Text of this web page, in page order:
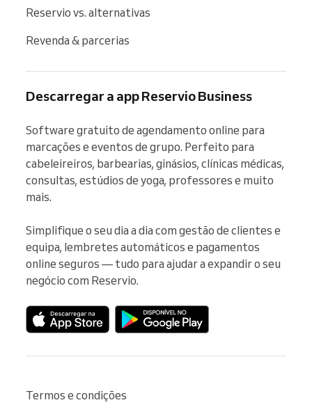
Reservio vs. alternativas
Revenda & parcerias
Descarregar a app Reservio Business
Software gratuito de agendamento online para
marcações e eventos de grupo. Perfeito para
cabeleireiros, barbearias, ginásios, clínicas médicas,
consultas, estúdios de yoga, professores e muito
mais.
Simplifique o seu dia a dia com gestão de clientes e
equipa, lembretes automáticos e pagamentos
online seguros — tudo para ajudar a expandir o seu
negócio com Reservio.
Termos e condições